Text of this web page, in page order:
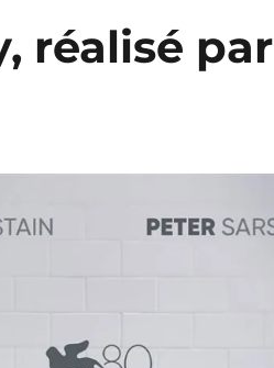
réalisé par